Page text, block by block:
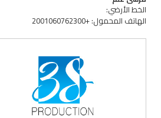
الخط الأرضي:
الهاتف المحمول: +2001060762300